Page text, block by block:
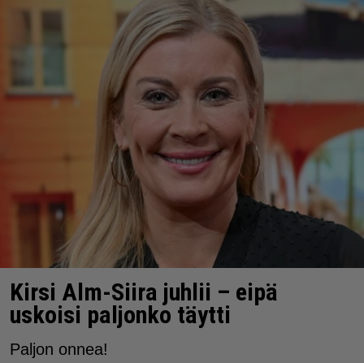
Kirsi Alm-Siira juhlii – eipä
uskoisi paljonko täytti
Paljon onnea!